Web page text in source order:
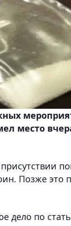
место
Позже это
дело по